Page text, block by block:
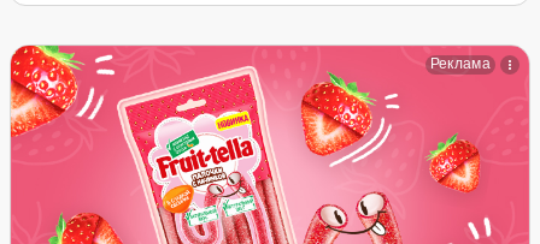
интереснее, добавьте лимонный сок, мяту, соль и
перец. Подайте такие огурцы как закуску, салат или в
качестве гарнира к мясу.